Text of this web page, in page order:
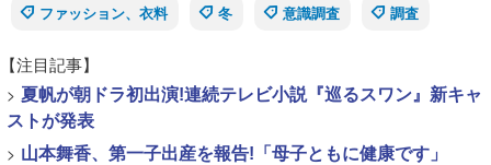
ファッション、衣料
冬 意識調査 調査
【注目記事】
> 夏帆が朝ドラ初出演!連続テレビ小説『巡るスワン』新キャ
ストが発表
> 山本舞香、第一子出産を報告!「母子ともに健康です」